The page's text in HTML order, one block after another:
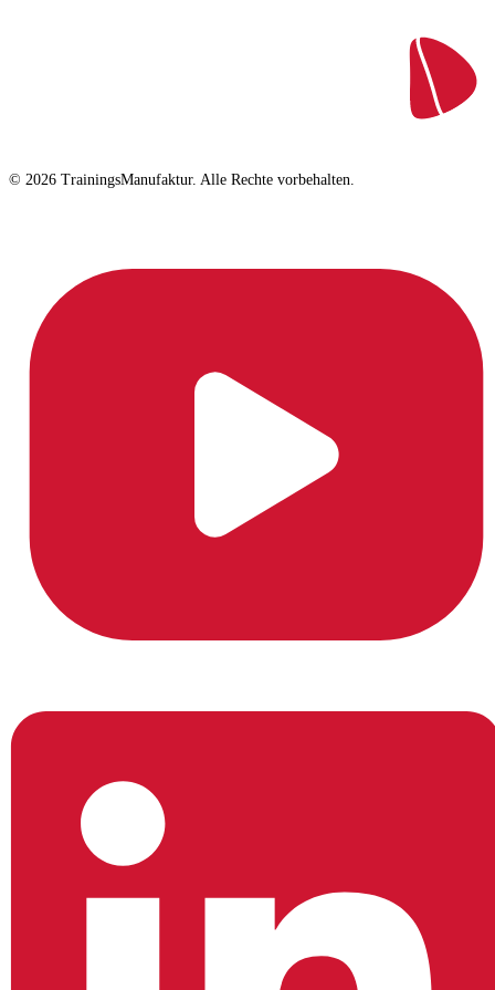
© 2026 TrainingsManufaktur. Alle Rechte vorbehalten.